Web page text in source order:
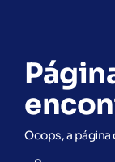
Ooops, a